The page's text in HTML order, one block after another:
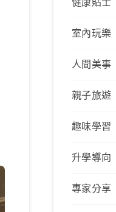
室內玩樂
人間美事
親子旅遊
趣味學習
升學導向
專家分享